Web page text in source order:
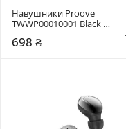
Навушники Proove
TWWP00010001 Black
698 ₴